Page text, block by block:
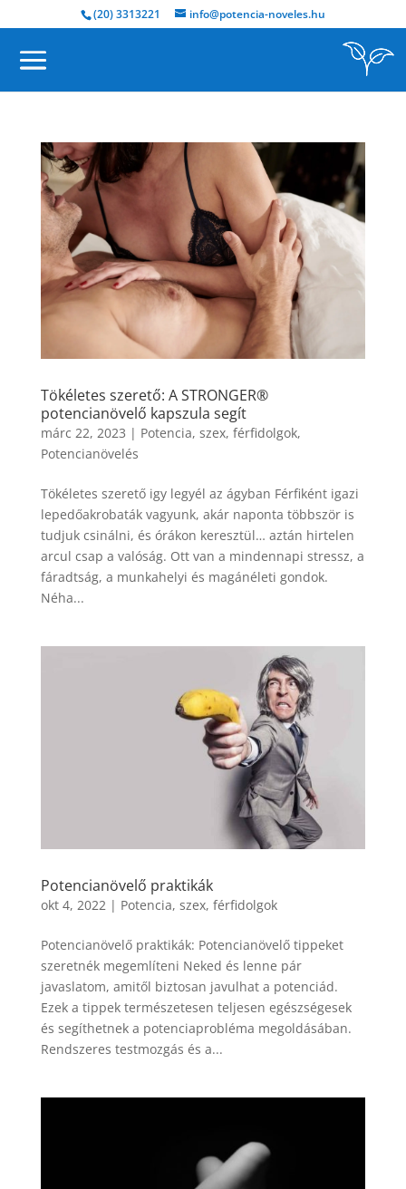
(20) 3313221 info@potencia-noveles.hu
Tökéletes szerető: A STRONGER®
potencianövelő kapszula segít
márc 22, 2023 | Potencia, szex, férfidolgok,
Potencianövelés
Tökéletes szerető igy legyél az ágyban Férfiként igazi
lepedőakrobaták vagyunk, akár naponta többször is
tudjuk csinálni, és órákon keresztül… aztán hirtelen
arcul csap a valóság. Ott van a mindennapi stressz, a
fáradtság, a munkahelyi és magánéleti gondok.
Néha...
Potencianövelő praktikák
okt 4, 2022| Potencia, szex, férfidolgok
Potencianövelő praktikák: Potencianövelő tippeket
szeretnék megemlíteni Neked és lenne pár
javaslatom, amitől biztosan javulhat a potenciád.
Ezek a tippek természetesen teljesen egészségesek
és segíthetnek a potenciaprobléma megoldásában.
Rendszeres testmozgás és a...